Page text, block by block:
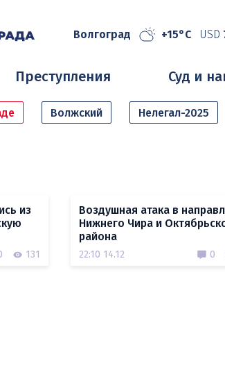
Волгоград +15°C USD
Преступления Суд и
Волжский Нелегал-2025
из
131
Воздушная атака в
Нижнего Чира и
района
22:10 14.12 0